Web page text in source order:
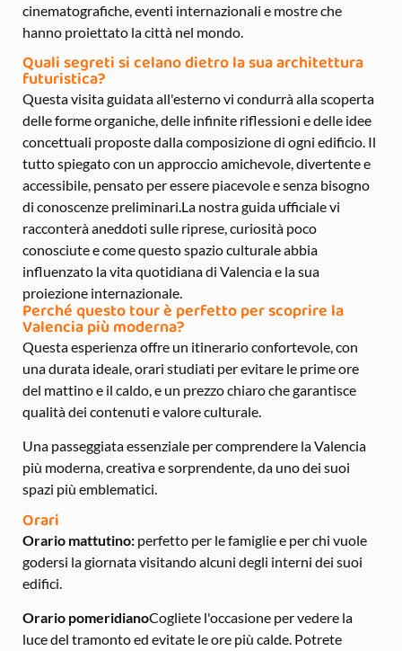
cinematografiche, eventi internazionali e mostre che
hanno proiettato la città nel mondo.
Quali segreti si celano dietro la sua architettura
futuristica?
Questa visita guidata all'esterno vi condurrà alla scoperta
delle forme organiche, delle infinite riflessioni e delle idee
concettuali proposte dalla composizione di ogni edificio. Il
tutto spiegato con un approccio amichevole, divertente e
accessibile, pensato per essere piacevole e senza bisogno
di conoscenze preliminari.La nostra guida ufficiale vi
racconterà aneddoti sulle riprese, curiosità poco
conosciute e come questo spazio culturale abbia
influenzato la vita quotidiana di Valencia e la sua
proiezione internazionale.
Perché questo tour è perfetto per scoprire la
Valencia più moderna?
Questa esperienza offre un itinerario confortevole, con
una durata ideale, orari studiati per evitare le prime ore
del mattino e il caldo, e un prezzo chiaro che garantisce
qualità dei contenuti e valore culturale.
Una passeggiata essenziale per comprendere la Valencia
più moderna, creativa e sorprendente, da uno dei suoi
spazi più emblematici.
Orari
Orario mattutino: perfetto per le famiglie e per chi vuole
godersi la giornata visitando alcuni degli interni dei suoi
edifici.
Orario pomeridianoCogliete l'occasione per vedere la
luce del tramonto ed evitate le ore più calde. Potrete